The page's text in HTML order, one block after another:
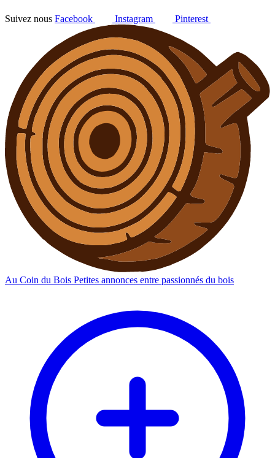
Suivez nous Facebook Instagram Pinterest
Au Coin du Bois Petites annonces entre passionnés du bois